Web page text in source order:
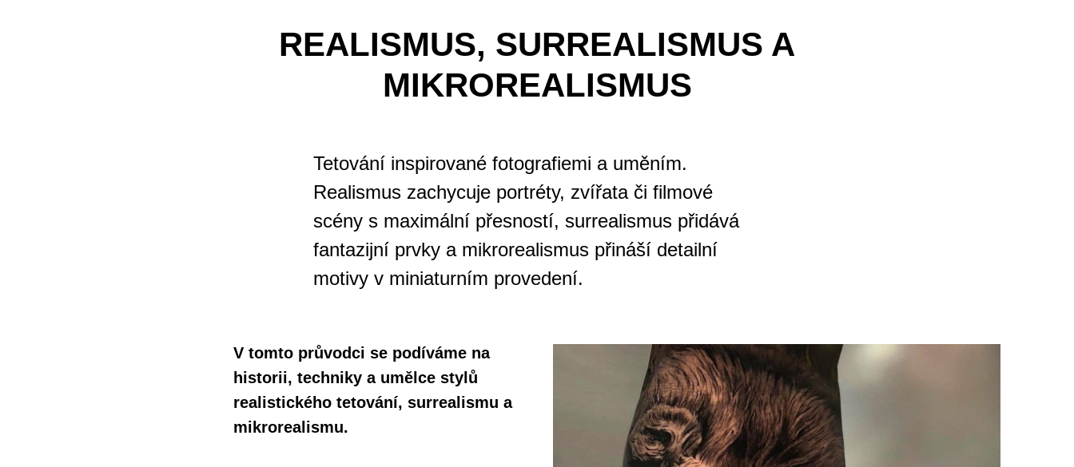
REALISMUS, SURREALISMUS A
MIKROREALISMUS
Tetování inspirované fotografiemi a uměním.
Realismus zachycuje portréty, zvířata či filmové
scény s maximální přesností, surrealismus přidává
fantazijní prvky a mikrorealismus přináší detailní
motivy v miniaturním provedení.
V tomto průvodci se podíváme na
historii, techniky a umělce stylů
realistického tetování, surrealismu a
mikrorealismu.